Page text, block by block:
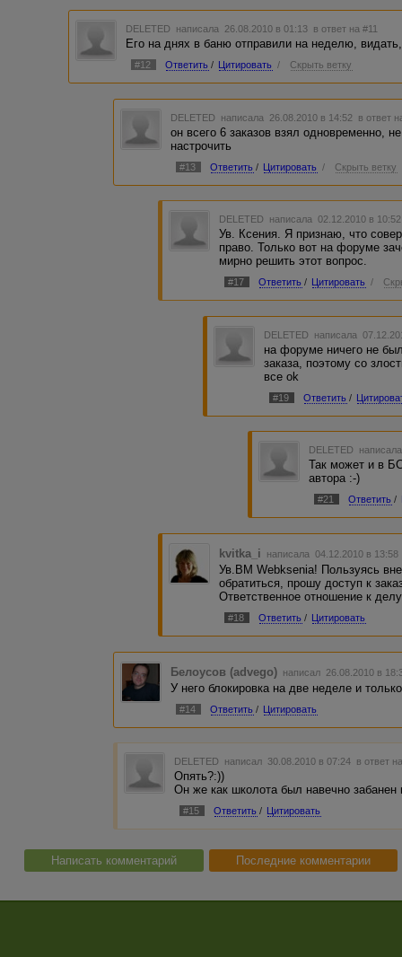
DELETED написала 26.08.2010 в 01:13 в ответ на #11
Его на днях в баню отправили на неделю,
#12 Ответить / Цитировать / Скрыть ветку
DELETED написала 26.08.2010 в 14:52 в ответ
он всего 6 заказов взял одновременно,
настрочить
#13 Ответить / Цитировать / Скрыть ветку
DELETED написала 02.12.2010 в
Ув. Ксения. Я признаю, что
право. Только вот на форуме
мирно решить этот вопрос.
#17 Ответить / Цитировать /
DELETED написала
на форуме ничего не
заказа, поэтому со
все ok
#19 Ответить /
DELETED
Так может и в
автора :-)
#21 Ответить /
kvitka_i написала 04.12.2010 в
Ув.ВМ Webksenia! Пользуясь
обратиться, прошу доступ к
Ответственное отношение к
#18 Ответить / Цитировать
Белоусов (advego) написал 26.08.2010 в
У него блокировка на две неделе и
#14 Ответить / Цитировать
DELETED написал 30.08.2010 в 07:24 в ответ
Опять?:))
Он же как школота был навечно
#15 Ответить / Цитировать
Написать комментарий Последние комментарии